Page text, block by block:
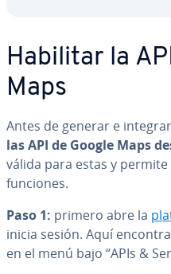
Habilitar la
Maps
Antes de generar e
las API de Google Maps
válida para estas y
funciones.
Paso 1: primero abre la
inicia sesión. Aquí
en el menú bajo “APIs &